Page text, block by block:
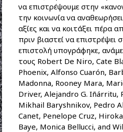
να επιστρέψουμε στην
την κοινωνία να
αξίες και να κοιτάξει πέρα
πριν βιαστεί να επιστρέψει
επιστολή υπογράφηκε,
τους Robert De Niro, Cate
Phoenix, Alfonso Cuarón,
Madonna, Rooney Mara,
Driver, Alejandro G. Iñárritu,
Mikhail Baryshnikov, Pedro
Canet, Penelope Cruz,
Baye, Monica Bellucci, and